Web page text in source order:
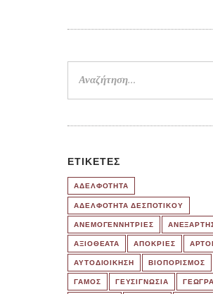
για:
ΕΤΙΚΈΤΕΣ
ΑΔΕΛΦΟΤΗΤΑ
ΑΔΕΛΦΟΤΗΤΑ ΔΕΣΠΟΤΙΚΟΥ
ΑΝΕΜΟΓΕΝΝΗΤΡΙΕΣ
ΑΞΙΟΘΕΑΤΑ ΑΠΟΚΡΙΕΣ
ΑΥΤΟΔΙΟΙΚΗΣΗ ΒΙΟΠΟΡΙΣΜΟΣ
ΓΑΜΟΣ ΓΕΥΣΙΓΝΩΣΙΑ